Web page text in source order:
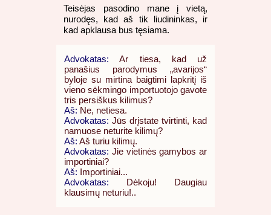
Teisėjas pasodino mane į vietą,
nurodęs, kad aš tik liudininkas, ir
kad apklausa bus tęsiama.
Advokatas: Ar tiesa, kad už
panašius parodymus „avarijos“
byloje su mirtina baigtimi lapkritį iš
vieno sėkmingo importuotojo gavote
tris persiškus kilimus?
Aš: Ne, netiesa.
Advokatas: Jūs drįstate tvirtinti, kad
namuose neturite kilimų?
Aš: Aš turiu kilimų.
Advokatas: Jie vietinės gamybos ar
importiniai?
Aš: Importiniai...
Advokatas: Dėkoju! Daugiau
klausimų neturiu!..